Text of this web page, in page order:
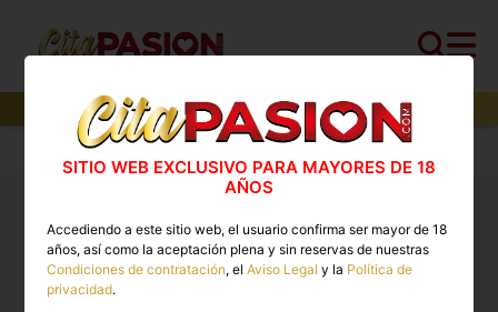
perfiles,0perfiles verificados y0con video
Cita PASION.COM
>Masajistas> A Coruña
Masajes eróticos con final feliz en A Coruña.
Masajistas eróticas de lujo en A Coruña
SITIO WEB EXCLUSIVO PARA MAYORES DE 18
AÑOS
Accediendo a este sitio web, el usuario confirma ser mayor de 18
años, así como la aceptación plena y sin reservas de nuestras
Condiciones de contratación, elAviso Legal y la Política de
privacidad.